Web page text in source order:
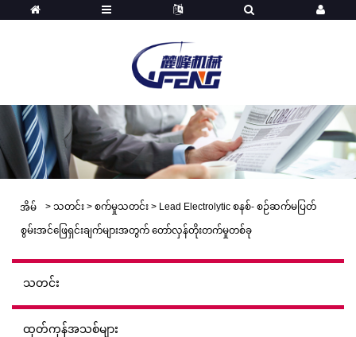
အိမ် > သတင်း > စက်မှုသတင်း > Lead Electrolytic စနစ်- စဉ်ဆက်မပြတ်
စွမ်းအင်ဖြေရှင်းချက်များအတွက် တော်လှန်တိုးတက်မှုတစ်ခု
သတင်း
ထုတ်ကုန်အသစ်များ